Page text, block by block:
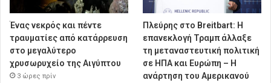
Ένας νεκρός και πέντε
τραυματίες από κατάρρευση
στο μεγαλύτερο
χρυσωρυχείο της Αιγύπτου
3 ώρες πρίν
Πλεύρης στο Breitbart: Η
επανεκλογή Τραμπ άλλαξε
τη μεταναστευτική πολιτική
σε ΗΠΑ και Ευρώπη – Η
ανάρτηση του Αμερικανού